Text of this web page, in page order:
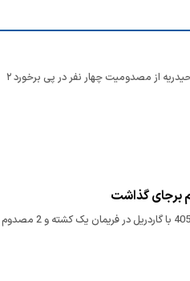
مسئول روابط عمومی اورژانس دانشگاه علوم پزشکی تربت‌حیدریه از مصدومیت چهار نفر در پی برخورد ۲
فرمانده انتظامی شهرستان فریمان گفت: برخورد سواری پژو405 با گاردریل در فریمان یک کشته و 2 مصدوم